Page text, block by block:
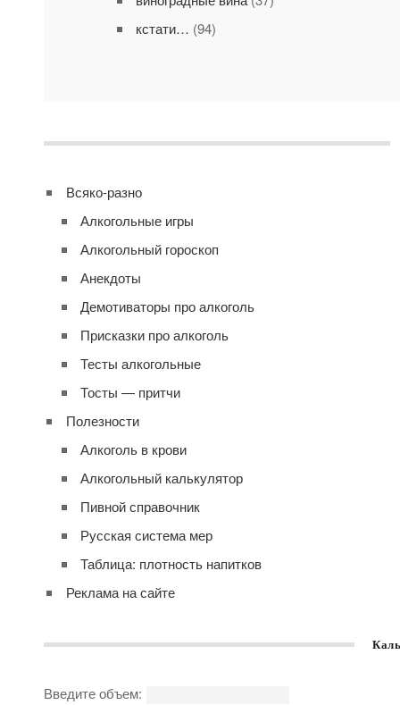
кстати… (94)
Всяко-разно
Алкогольные игры
Алкогольный гороскоп
Анекдоты
Демотиваторы про алкоголь
Присказки про алкоголь
Тесты алкогольные
Тосты — притчи
Полезности
Алкоголь в крови
Алкогольный калькулятор
Пивной справочник
Русская система мер
Таблица: плотность напитков
Реклама на сайте
Введите объем: